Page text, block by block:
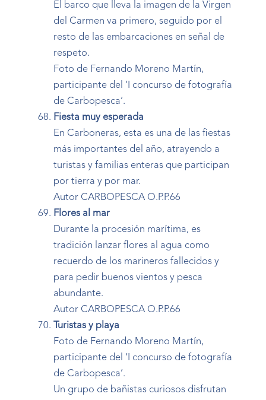
El barco que lleva la imagen de la Virgen
del Carmen va primero, seguido por el
resto de las embarcaciones en señal de
respeto.
Foto de Fernando Moreno Martín,
participante del ‘I concurso de fotografía
de Carbopesca’.
Fiesta muy esperada
En Carboneras, esta es una de las fiestas
más importantes del año, atrayendo a
turistas y familias enteras que participan
por tierra y por mar.
Autor CARBOPESCA O.P.P.66
Flores al mar
Durante la procesión marítima, es
tradición lanzar flores al agua como
recuerdo de los marineros fallecidos y
para pedir buenos vientos y pesca
abundante.
Autor CARBOPESCA O.P.P.66
Turistas y playa
Foto de Fernando Moreno Martín,
participante del ‘I concurso de fotografía
de Carbopesca’.
Un grupo de bañistas curiosos disfrutan